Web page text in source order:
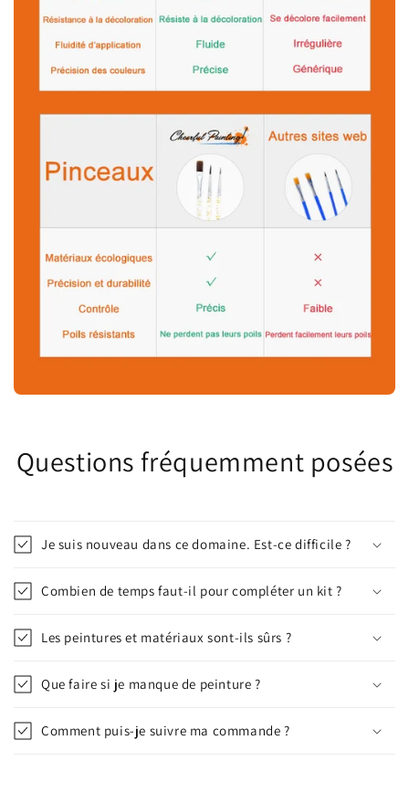
Questions fréquemment posées
Je suis nouveau dans ce domaine. Est-ce difficile ?
Combien de temps faut-il pour compléter un kit ?
Les peintures et matériaux sont-ils sûrs ?
Que faire si je manque de peinture ?
Comment puis-je suivre ma commande ?